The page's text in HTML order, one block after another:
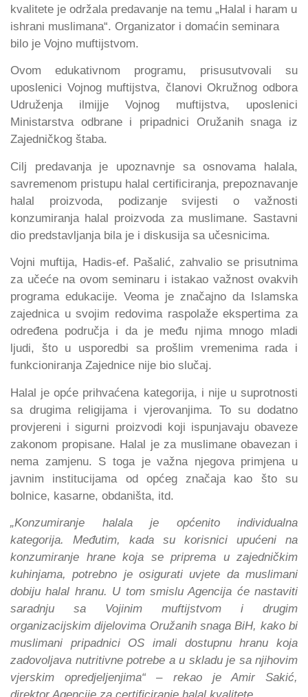
kvalitete je održala predavanje na temu „Halal i haram u
ishrani muslimana“. Organizator i domaćin seminara
bilo je Vojno muftijstvom.
Ovom edukativnom programu, prisusutvovali su
uposlenici Vojnog muftijstva, članovi Okružnog odbora
Udruženja ilmijje Vojnog muftijstva, uposlenici
Ministarstva odbrane i pripadnici Oružanih snaga iz
Zajedničkog štaba.
Cilj predavanja je upoznavnje sa osnovama halala,
savremenom pristupu halal certificiranja, prepoznavanje
halal proizvoda, podizanje svijesti o važnosti
konzumiranja halal proizvoda za muslimane. Sastavni
dio predstavljanja bila je i diskusija sa učesnicima.
Vojni muftija, Hadis-ef. Pašalić, zahvalio se prisutnima
za učeće na ovom seminaru i istakao važnost ovakvih
programa edukacije. Veoma je značajno da Islamska
zajednica u svojim redovima raspolaže ekspertima za
određena područja i da je među njima mnogo mladi
ljudi, što u usporedbi sa prošlim vremenima rada i
funkcioniranja Zajednice nije bio slučaj.
Halal je opće prihvaćena kategorija, i nije u suprotnosti
sa drugima religijama i vjerovanjima. To su dodatno
provjereni i sigurni proizvodi koji ispunjavaju obaveze
zakonom propisane. Halal je za muslimane obavezan i
nema zamjenu. S toga je važna njegova primjena u
javnim institucijama od općeg značaja kao što su
bolnice, kasarne, obdaništa, itd.
„Konzumiranje halala je općenito individualna
kategorija. Međutim, kada su korisnici upućeni na
konzumiranje hrane koja se priprema u zajedničkim
kuhinjama, potrebno je osigurati uvjete da muslimani
dobiju halal hranu. U tom smislu Agencija će nastaviti
saradnju sa Vojinim muftijstvom i drugim
organizacijskim dijelovima Oružanih snaga BiH, kako bi
muslimani pripadnici OS imali dostupnu hranu koja
zadovoljava nutritivne potrebe a u skladu je sa njihovim
vjerskim opredjeljenjima“ – rekao je Amir Sakić,